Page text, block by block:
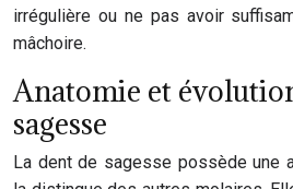
irrégulière ou ne pas avoir
mâchoire.
Anatomie et
sagesse
La dent de sagesse possède une